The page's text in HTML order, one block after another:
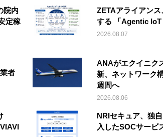
院内
定稼
ZETAアライアン
する 「Agentic
2026.08.07
者
ANAがエクイニク
新、ネットワーク
週間へ
2026.08.06
NRIセキュア、独
入したSOCサービ